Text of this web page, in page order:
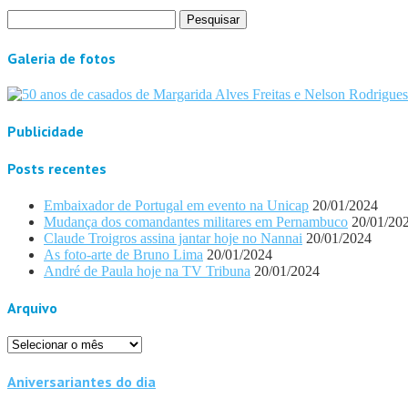
por:
Galeria de fotos
Publicidade
Posts recentes
Embaixador de Portugal em evento na Unicap 20/01/2024
Mudança dos comandantes militares em Pernambuco 20/01/
Claude Troigros assina jantar hoje no Nannai 20/01/2024
As foto-arte de Bruno Lima 20/01/2024
André de Paula hoje na TV Tribuna 20/01/2024
Arquivo
Arquivo
Aniversariantes do dia